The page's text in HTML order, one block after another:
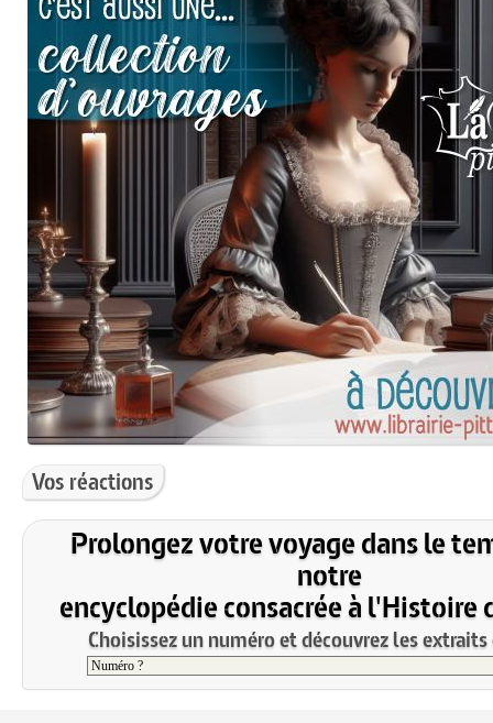
Vos réactions
Prolongez votre voyage dans le
notre
encyclopédie consacrée à l'Histoire
Choisissez un numéro et découvrez les